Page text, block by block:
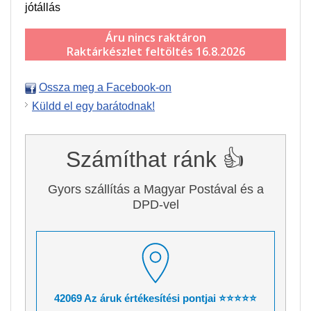
jótállás
Áru nincs raktáron
Raktárkészlet feltöltés 16.8.2026
Ossza meg a Facebook-on
Küldd el egy barátodnak!
Számíthat ránk 👍
Gyors szállítás a Magyar Postával és a
DPD-vel
42069 Az áruk értékesítési pontjai ⭐⭐⭐⭐⭐